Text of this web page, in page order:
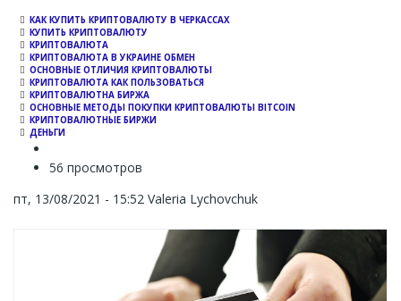
КАК КУПИТЬ КРИПТОВАЛЮТУ В ЧЕРКАССАХ
КУПИТЬ КРИПТОВАЛЮТУ
КРИПТОВАЛЮТА
КРИПТОВАЛЮТА В УКРАИНЕ ОБМЕН
ОСНОВНЫЕ ОТЛИЧИЯ КРИПТОВАЛЮТЫ
КРИПТОВАЛЮТА КАК ПОЛЬЗОВАТЬСЯ
КРИПТОВАЛЮТНА БИРЖА
ОСНОВНЫЕ МЕТОДЫ ПОКУПКИ КРИПТОВАЛЮТЫ BITCOIN
КРИПТОВАЛЮТНЫЕ БИРЖИ
ДЕНЬГИ
56 просмотров
пт, 13/08/2021 - 15:52 Valeria Lychovchuk